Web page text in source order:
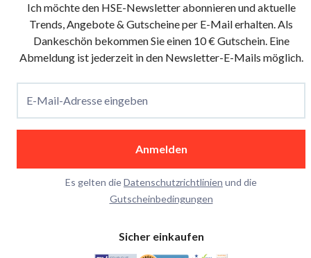
Ich möchte den HSE-Newsletter abonnieren und aktuelle
Trends, Angebote & Gutscheine per E-Mail erhalten. Als
Dankeschön bekommen Sie einen 10 € Gutschein. Eine
Abmeldung ist jederzeit in den Newsletter-E-Mails möglich.
E-Mail-Adresse eingeben
Anmelden
Es gelten dieDatenschutzrichtlinien und die
Gutscheinbedingungen
Sicher einkaufen